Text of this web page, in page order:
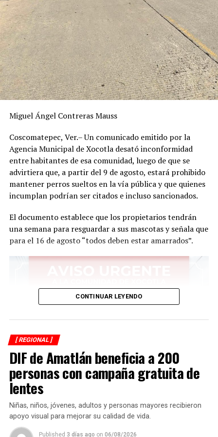
Miguel Ángel Contreras Mauss
Coscomatepec, Ver.– Un comunicado emitido por la
Agencia Municipal de Xocotla desató inconformidad
entre habitantes de esa comunidad, luego de que se
advirtiera que, a partir del 9 de agosto, estará prohibido
mantener perros sueltos en la vía pública y que quienes
incumplan podrían ser citados e incluso sancionados.
El documento establece que los propietarios tendrán
una semana para resguardar a sus mascotas y señala que
para el 16 de agosto “todos deben estar amarrados”.
CONTINUAR LEYENDO
[ REGIONAL ]
DIF de Amatlán beneficia a 200
personas con campaña gratuita de
lentes
Niñas, niños, jóvenes, adultos y personas mayores recibieron
apoyo visual para mejorar su calidad de vida.
Published 3 días ago on 06/08/2026